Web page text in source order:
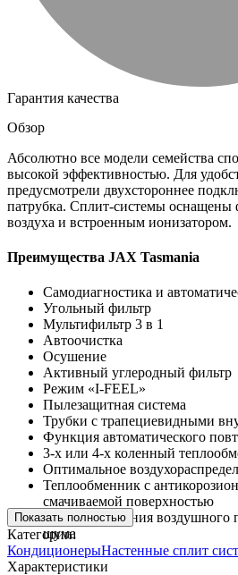
Гарантия качества
Обзор
Абсолютно все модели семейства
высокой эффективностью. Для
предусмотрели двухстороннее
патрубка. Сплит-системы оснащены
воздуха и встроенным ионизатором.
Преимущества JAX Tasmania
Самодиагностика и
Угольный фильтр
Мультифильтр 3 в 1
Автоочистка
Осушение
Активный углеродный фильтр
Режим «I-FEEL»
Пылезащитная система
Трубки с трапециевидными
Функция автоматического
3-х или 4-х коленный
Оптимальное
Теплообменник с
смачиваемой поверхностью
Система создания воздушного
шума
Показать полностью
Категории:
КондиционерыНастенные сплит
Характеристики